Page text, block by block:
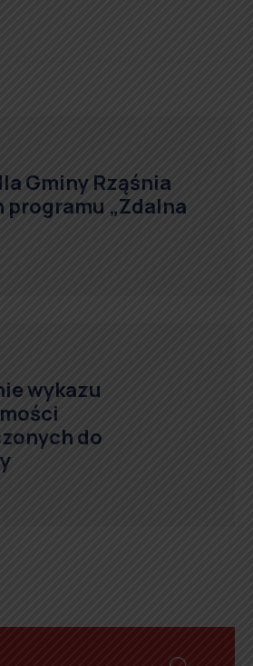
Gminy Rząśnia
programu „Zdalna
wykazu
do